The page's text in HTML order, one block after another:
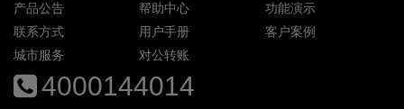
产品公告
联系方式
城市服务
帮助中心
用户手册
对公转账
功能演示
客户案例
4000144014